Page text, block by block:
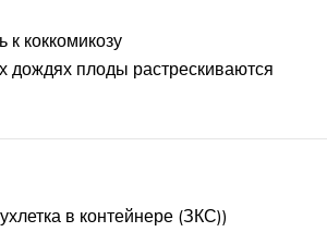
к коккомикозу
дождях плоды растрескиваются
в контейнере (ЗКС))